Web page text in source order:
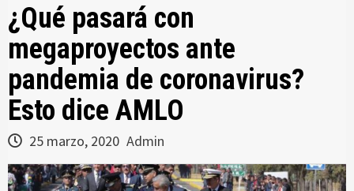
¿Qué pasará con
megaproyectos ante
pandemia de coronavirus?
Esto dice AMLO
25 marzo, 2020 Admin